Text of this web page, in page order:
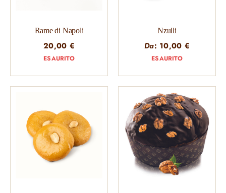
Rame di Napoli
20,00 €
ESAURITO
Nzulli
Da: 10,00 €
ESAURITO